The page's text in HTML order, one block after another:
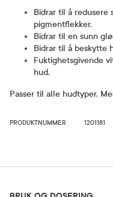
Bidrar til å redusere
pigmentflekker.
Bidrar til en sunn
Bidrar til å beskytte
Fuktighetsgivende
hud.
Passer til alle hudtyper.
PRODUKTNUMMER 1201181